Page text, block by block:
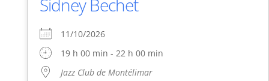
Sidney Bechet
11/10/2026
19 h 00 min - 22 h 00 min
Jazz Club de Montélimar